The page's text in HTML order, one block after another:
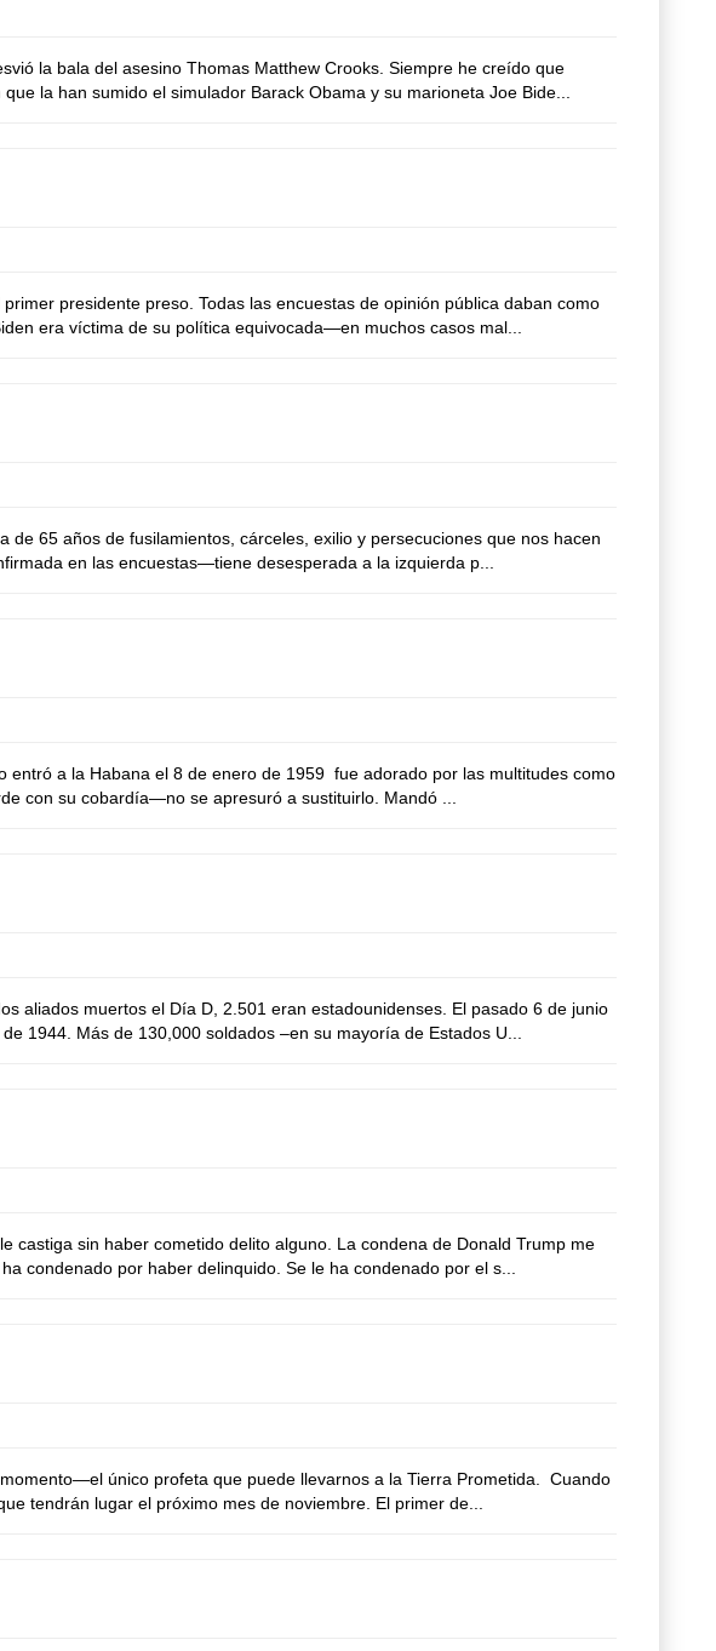
la bala del asesino Thomas Matthew Crooks. Siempre he creído que
la han sumido el simulador Barack Obama y su marioneta Joe Bide...
presidente preso. Todas las encuestas de opinión pública daban como
era víctima de su política equivocada—en muchos casos mal...
65 años de fusilamientos, cárceles, exilio y persecuciones que nos hacen
en las encuestas—tiene desesperada a la izquierda p...
a la Habana el 8 de enero de 1959 fue adorado por las multitudes como
con su cobardía—no se apresuró a sustituirlo. Mandó ...
aliados muertos el Día D, 2.501 eran estadounidenses. El pasado 6 de junio
1944. Más de 130,000 soldados –en su mayoría de Estados U...
sin haber cometido delito alguno. La condena de Donald Trump me
condenado por haber delinquido. Se le ha condenado por el s...
único profeta que puede llevarnos a la Tierra Prometida. Cuando
tendrán lugar el próximo mes de noviembre. El primer de...